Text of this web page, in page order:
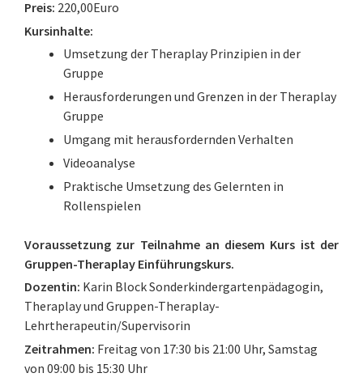
Preis: 220,00Euro
Kursinhalte:
Umsetzung der Theraplay Prinzipien in der
Gruppe
Herausforderungen und Grenzen in der Theraplay
Gruppe
Umgang mit herausfordernden Verhalten
Videoanalyse
Praktische Umsetzung des Gelernten in
Rollenspielen
Voraussetzung zur Teilnahme an diesem Kurs ist der
Gruppen-Theraplay Einführungskurs.
Dozentin: Karin Block Sonderkindergartenpädagogin,
Theraplay und Gruppen-Theraplay-
Lehrtherapeutin/Supervisorin
Zeitrahmen: Freitag von 17:30 bis 21:00 Uhr, Samstag
von 09:00 bis 15:30 Uhr